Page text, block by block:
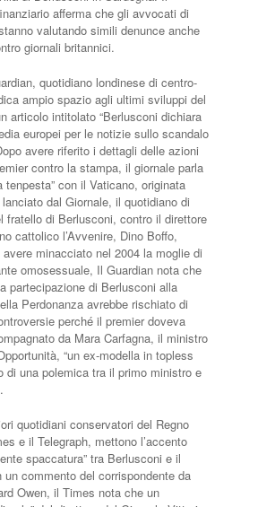
afferma che gli avvocati di
valutando simili denunce anche
giornali britannici.
quotidiano londinese di centro-
ampio spazio agli ultimi sviluppi del
articolo intitolato “Berlusconi dichiara
europei per le notizie sullo scandalo
avere riferito i dettagli delle azioni
contro la stampa, il giornale parla
tenpesta” con il Vaticano, originata
lanciato dal Giornale, il quotidiano di
fratello di Berlusconi, contro il direttore
cattolico l’Avvenire, Dino Boffo,
minacciato nel 2004 la moglie di
omosessuale, Il Guardian nota che
partecipazione di Berlusconi alla
Perdonanza avrebbe rischiato di
perché il premier doveva
da Mara Carfagna, il ministro
“un ex-modella in topless
di una polemica tra il primo ministro e
quotidiani conservatori del Regno
e il Telegraph, mettono l’accento
spaccatura” tra Berlusconi e il
un commento del corrispondente da
Owen, il Times nota che un